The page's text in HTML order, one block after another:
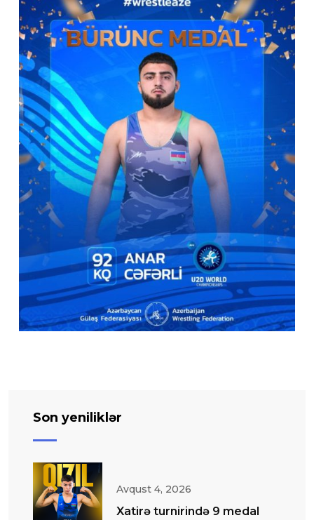
Son yeniliklər
Avqust 4, 2026
Xatirə turnirində 9 medal